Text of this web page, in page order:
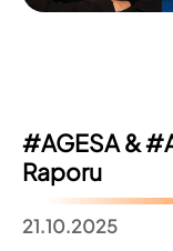
#AGESA &
Raporu
21.10.2025